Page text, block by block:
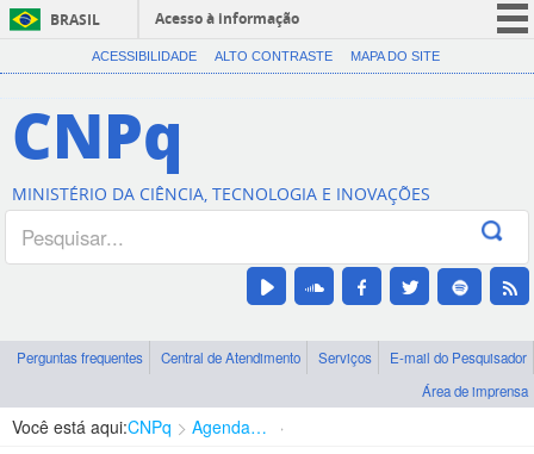
BRASIL
Acesso à informação
CORONAVÍRUS (COVID-19)
Canais
ACESSIBILIDADE ALTO CONTRASTE MAPA DO SITE
CNPq
MINISTÉRIO DA CIÊNCIA, TECNOLOGIA E INOVAÇÕES
Perguntas frequentes Central de Atendimento Serviços
E-mail do Pesquisador
Área de imprensa
Você está aqui:CNPq Agenda de autoridades